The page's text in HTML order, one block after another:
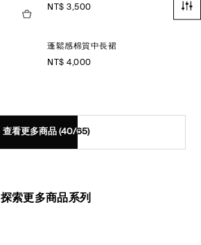
NT$ 3,500
蓬鬆感棉質中長裙
NT$ 4,000
查看更多商品 (40/65)
探索更多商品系列